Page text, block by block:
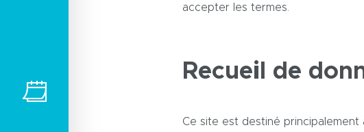
accepter les termes.
Recueil de
Ce site est destiné